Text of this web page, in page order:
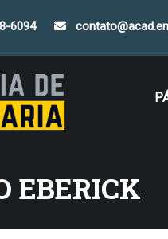
6094
EBERICK